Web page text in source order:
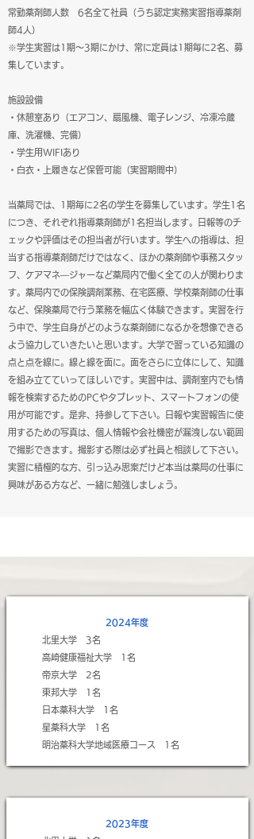
常勤薬剤師人数 6名全て社員（うち認定実務実習指導薬剤
師4人）
※学生実習は1期～3期にかけ、常に定員は1期毎に2名、募
集しています。
施設設備
・休憩室あり（エアコン、扇風機、電子レンジ、冷凍冷蔵
庫、洗濯機、完備）
・学生用WIFIあり
・白衣・上履きなど保管可能（実習期間中）
当薬局では、1期毎に2名の学生を募集しています。学生1名
につき、それぞれ指導薬剤師が1名担当します。日報等のチ
ェックや評価はその担当者が行います。 学生への指導は、担
当する指導薬剤師だけではなく、ほかの薬剤師や事務スタッ
フ、ケアマネ―ジャーなど薬局内で働く全ての人が関わりま
す。薬局内での保険調剤業務、在宅医療、学校薬剤師の仕事
など、保険薬局で行う業務を幅広く体験できます。実習を行
う中で、学生自身がどのような薬剤師になるかを想像できる
よう協力していきたいと思います。大学で習っている知識の
点と点を線に。線と線を面に。面をさらに立体にして、知識
を組み立てていってほしいです。 実習中は、調剤室内でも情
報を検索するためのPCやタブレット、スマートフォンの使
用が可能です。是非、持参して下さい。日報や実習報告に使
用するための写真は、個人情報や会社機密が漏洩しない範囲
で撮影できます。撮影する際は必ず社員と相談して下さい。
実習に積極的な方、引っ込み思案だけど本当は薬局の仕事に
興味がある方など、一緒に勉強しましょう。
2024年度
北里大学 3名​
高崎健康福祉大学 1名
帝京大学 2名
東邦大学 1名
日本薬科大学 1名
星薬科大学 1名
明治薬科大学地域医療コース 1名
2023年度